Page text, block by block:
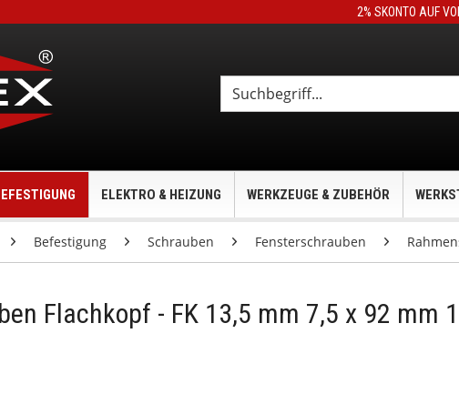
2% SKONTO AUF
ELEKTRO & HEIZUNG WERKZEUGE & ZUBEHÖR
Befestigung Schrauben Fensterschrauben
Flachkopf - FK 13,5 mm 7,5 x 92 mm